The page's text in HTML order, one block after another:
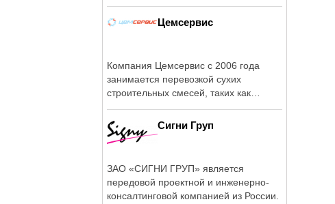
Цемсервис
Компания Цемсервис с 2006 года
занимается перевозкой сухих
строительных смесей, таких как
Сигни Груп
ЗАО «СИГНИ ГРУП» является
передовой проектной и инженерно-
консалтинговой компанией из России.